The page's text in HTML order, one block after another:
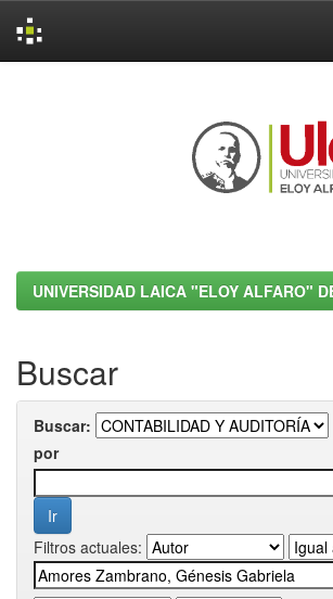
UNIVERSIDAD LAICA "ELOY ALFARO"
Buscar
Buscar:
por
Filtros actuales: